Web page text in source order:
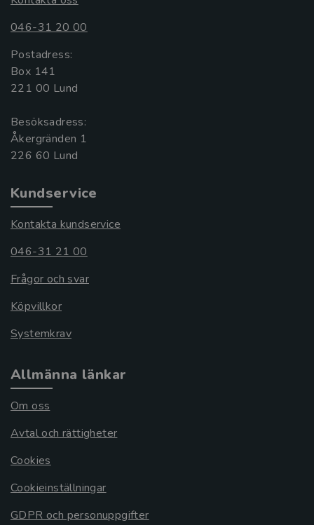
046-31 20 00
Postadress:
Box 141
221 00 Lund
Besöksadress:
Åkergränden 1
Kundservice
Kontakta kundservice
046-31 21 00
Frågor och svar
Köpvillkor
Systemkrav
Allmänna länkar
Om oss
Avtal och rättigheter
Cookies
Cookieinställningar
GDPR och personuppgifter